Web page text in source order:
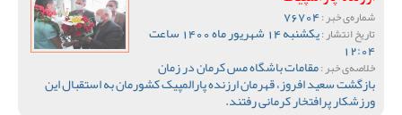
شماره‌ی خبر :
تاریخ انتشار : یکشنبه 14 شهریور ماه 1400 ساعت
12:04
خلاصه‌ی خبر :مقامات باشگاه مس کرمان در زمان
بازگشت سعید افروز، قهرمان ارزنده پارالمپیک کشورمان به استقبال این
ورزشکار پرافتخار کرمانی رفتند.